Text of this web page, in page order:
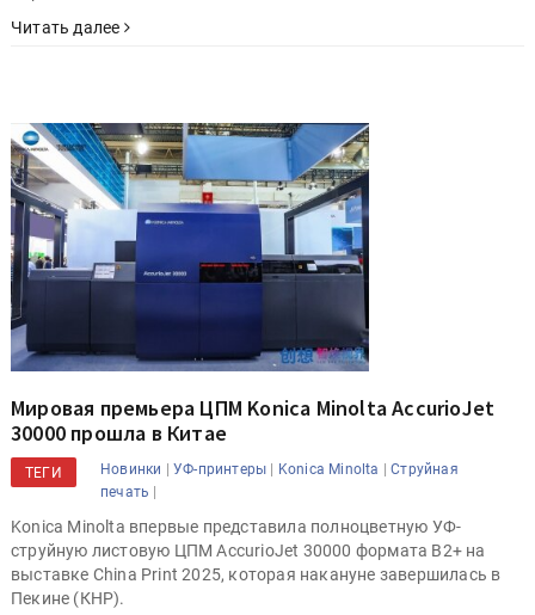
Читать далее
Мировая премьера ЦПМ Konica Minolta AccurioJet
30000 прошла в Китае
ТЕГИ Новинки |УФ-принтеры | Konica Minolta |Струйная
печать |
Konica Minolta впервые представила полноцветную УФ-
струйную листовую ЦПМ AccurioJet 30000 формата B2+ на
выставке China Print 2025, которая накануне завершилась в
Пекине (КНР).